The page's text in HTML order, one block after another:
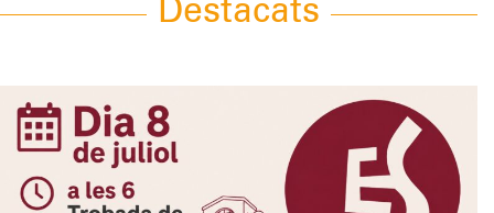
Destacats